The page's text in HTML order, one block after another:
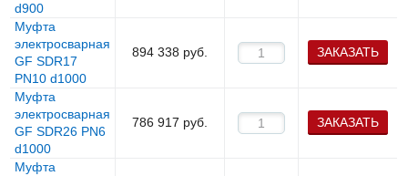
d900
Муфта
электросварная
GF SDR17
PN10 d1000
894 338 руб. ЗАКАЗАТЬ
Муфта
электросварная
GF SDR26 PN6
d1000
786 917 руб. ЗАКАЗАТЬ
Муфта